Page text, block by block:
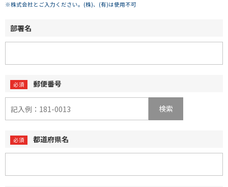
※株式会社とご入力ください。(株)、(有)は使用不可
部署名
郵便番号
検索
都道府県名